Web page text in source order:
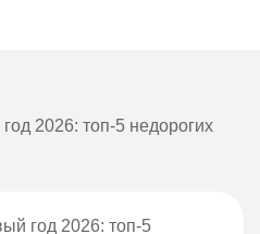
2026: топ-5 недорогих